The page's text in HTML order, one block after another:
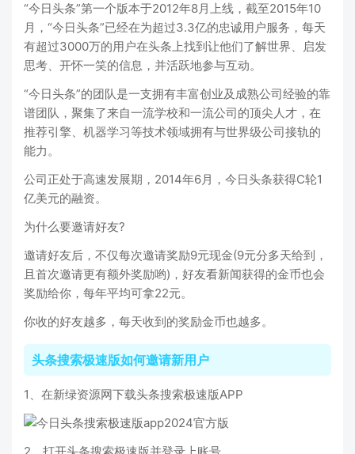
“今日头条”第一个版本于2012年8月上线，截至2015年10
月，“今日头条”已经在为超过3.3亿的忠诚用户服务，每天
有超过3000万的用户在头条上找到让他们了解世界、启发
思考、开怀一笑的信息，并活跃地参与互动。
“今日头条”的团队是一支拥有丰富创业及成熟公司经验的靠
谱团队，聚集了来自一流学校和一流公司的顶尖人才，在
推荐引擎、机器学习等技术领域拥有与世界级公司接轨的
能力。
公司正处于高速发展期，2014年6月，今日头条获得C轮1
亿美元的融资。
为什么要邀请好友?
邀请好友后，不仅每次邀请奖励9元现金(9元分多天给到，
且首次邀请更有额外奖励哟)，好友看新闻获得的金币也会
奖励给你，每年平均可拿22元。
你收的好友越多，每天收到的奖励金币也越多。
头条搜索极速版如何邀请新用户
1、在新绿资源网下载头条搜索极速版APP